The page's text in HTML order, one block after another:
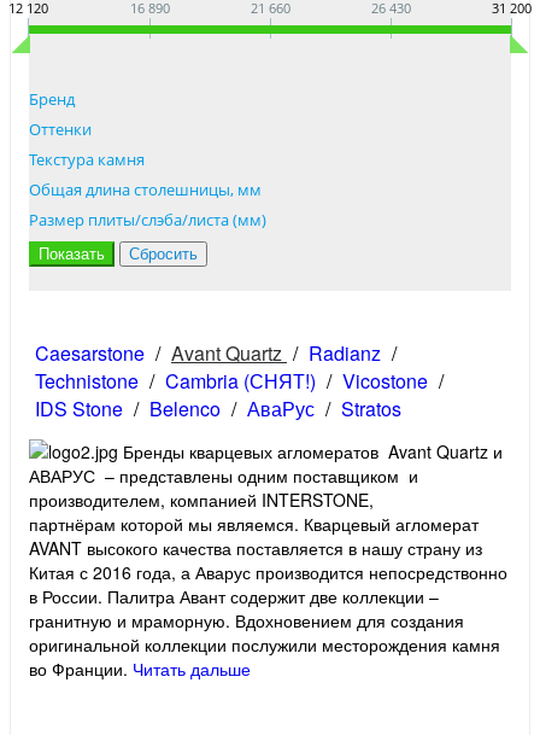
12 120 16 890 21 660 26 430 31 200
Бренд
Оттенки
Текстура камня
Общая длина столешницы, мм
Размер плиты/слэба/листа (мм)
Caesarstone / Avant Quartz / Radianz /
Technistone / Cambria (СНЯТ!) / Vicostone /
IDS Stone / Belenco / АваРус / Stratos
Бренды кварцевых агломератов Avant Quartz и
АВАРУС – представлены одним поставщиком и
производителем, компанией INTERSTONE,
партнёрам которой мы являемся. Кварцевый агломерат
AVANT высокого качества поставляется в нашу страну из
Китая с 2016 года, а Аварус производится непосредствонно
в России. Палитра Авант содержит две коллекции –
гранитную и мраморную. Вдохновением для создания
оригинальной коллекции послужили месторождения камня
во Франции. Читать дальше